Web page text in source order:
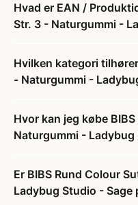
Hvad er EAN /
Str. 3 - Naturgummi -
Hvilken kategori
- Naturgummi -
Hvor kan jeg købe
Naturgummi - Ladybug
Er BIBS Rund Colour
Ladybug Studio - Sage